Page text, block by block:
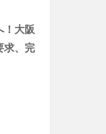
！大阪
求、完